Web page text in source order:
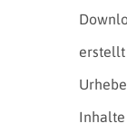
erstellt
Inhalte